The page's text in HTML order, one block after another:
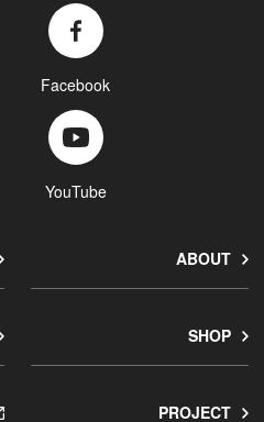
Facebook
YouTube
ABOUT
SHOP
PROJECT